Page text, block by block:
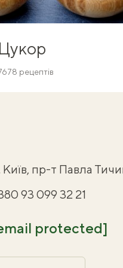
Цукор
рецептів
Київ, пр-т Павла
93 099 32 21
protected]